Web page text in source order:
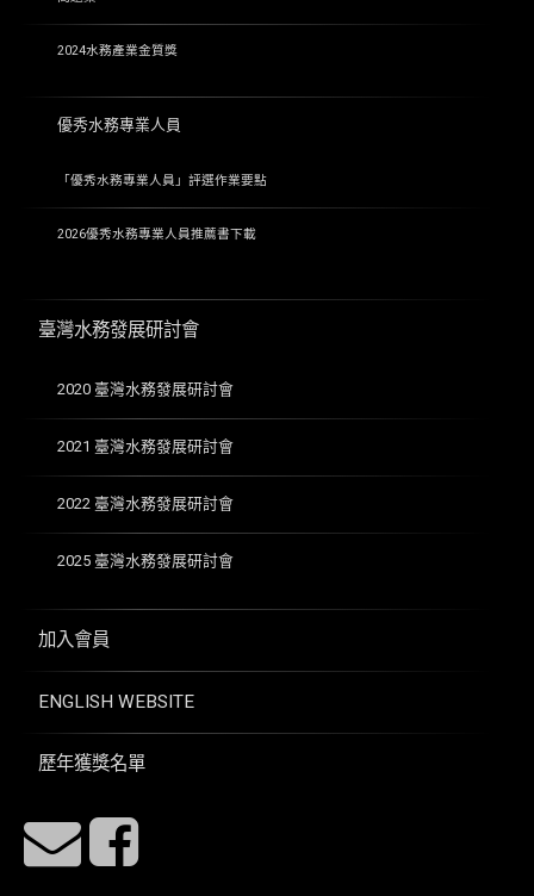
2024水務產業金質獎
優秀水務專業人員
「優秀水務專業人員」評選作業要點
2026優秀水務專業人員推薦書下載
臺灣水務發展研討會
2020 臺灣水務發展研討會
2021 臺灣水務發展研討會
2022 臺灣水務發展研討會
2025 臺灣水務發展研討會
加入會員
ENGLISH WEBSITE
歷年獲獎名單
E-mailFacebook